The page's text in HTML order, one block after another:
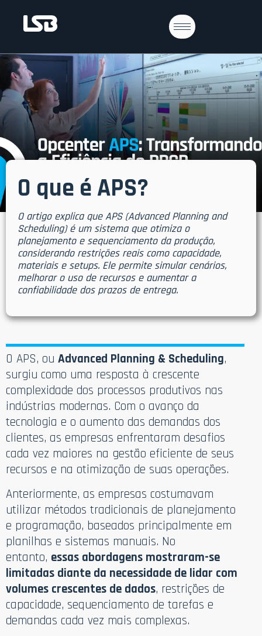
O que é APS?
O artigo explica que APS (Advanced Planning and
Scheduling) é um sistema que otimiza o
planejamento e sequenciamento da produção,
considerando restrições reais como capacidade,
materiais e setups. Ele permite simular cenários,
melhorar o uso de recursos e aumentar a
confiabilidade dos prazos de entrega.
O APS, ou Advanced Planning & Scheduling,
surgiu como uma resposta à crescente
complexidade dos processos produtivos nas
indústrias modernas. Com o avanço da
tecnologia e o aumento das demandas dos
clientes, as empresas enfrentaram desafios
cada vez maiores na gestão eficiente de seus
recursos e na otimização de suas operações.
Anteriormente, as empresas costumavam
utilizar métodos tradicionais de planejamento
e programação, baseados principalmente em
planilhas e sistemas manuais. No
entanto, essas abordagens mostraram-se
limitadas diante da necessidade de lidar com
volumes crescentes de dados, restrições de
capacidade, sequenciamento de tarefas e
demandas cada vez mais complexas.